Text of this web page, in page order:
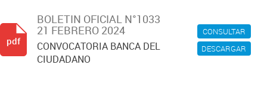
CONSULTAR
DESCARGAR
BOLETIN OFICIAL N°1033
21 FEBRERO 2024
CONVOCATORIA BANCA DEL
CIUDADANO
pdf